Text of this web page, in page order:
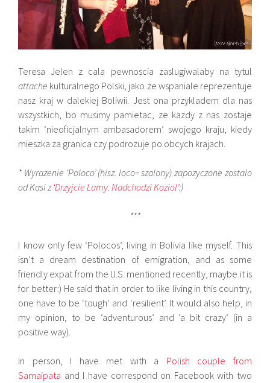
Teresa Jelen z cala pewnoscia zaslugiwalaby na tytul
attache kulturalnego Polski, jako ze wspaniale reprezentuje
nasz kraj w dalekiej Boliwii. Jest ona przykladem dla nas
wszystkich, bo musimy pamietac, ze kazdy z nas zostaje
takim ‘nieoficjalnym ambasadorem’ swojego kraju, kiedy
mieszka za granica czy podrozuje po obcych krajach.
* Wyrazenie ‘Poloco’ (hisz. loco= szalony) zapozyczone zostalo
od Kasi z ‘Drzyjcie Lamy. Nadchodzi Koziol’:)
***
I know only few ‘Polocos’, living in Bolivia like myself. This
isn’t a dream destination of emigration, and as some
friendly expat from the U.S. mentioned recently, maybe it is
for better:) He said that in order to like living in this country,
one have to be ‘tough’ and ‘resilient’. It would also help, in
my opinion, to be ‘adventurous’ and ‘a bit crazy’ (in a
positive way).
In person, I have met with a Polish couple from
Samaipata and I have correspond on Facebook with two